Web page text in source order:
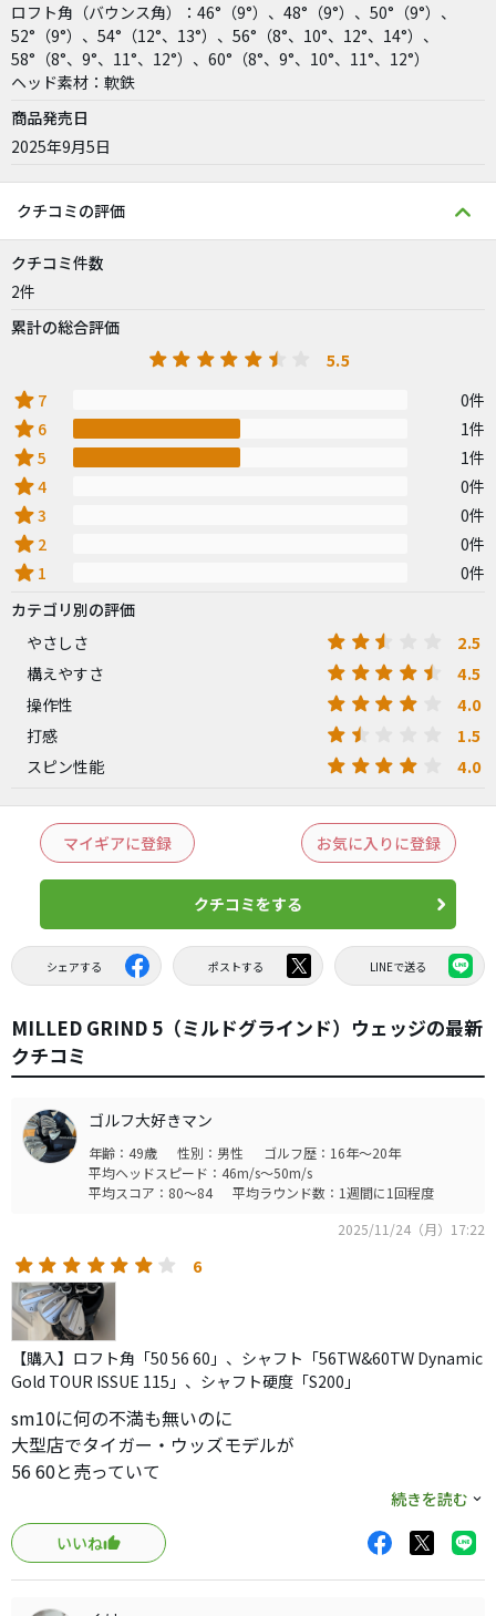
ロフト角（バウンス角）：46°（9°）、48°（9°）、50°（9°）、
52°（9°）、54°（12°、13°）、56°（8°、10°、12°、14°）、
58°（8°、9°、11°、12°）、60°（8°、9°、10°、11°、12°）
ヘッド素材：軟鉄
商品発売日
2025年9月5日
クチコミの評価
クチコミ件数
2件
累計の総合評価
5.5
star 7 0件
star 6 1件
star5 1件
star4 0件
star3 0件
star 2 0件
star 1
0件
カテゴリ別の評価
やさしさ
2.5
構えやすさ 4.5
操作性 4.0
打感 1.5
スピン性能 4.0
マイギアに登録 お気に入りに登録
クチコミをする
シェアする ポストする LINEで送る
MILLED GRIND 5（ミルドグラインド）ウェッジの最新
クチコミ
ゴルフ大好きマン
年齢：49歳 性別：男性
ゴルフ歴：16年～20年
平均ヘッドスピード：46m/s～50m/s
平均スコア：80～84
平均ラウンド数：1週間に1回程度
2025/11/24（月）17:22
6
【購入】ロフト角「50 56 60」、シャフト「56TW&60TW Dynamic
Gold TOUR ISSUE 115」、シャフト硬度「S200」
sm10に何の不満も無いのに
大型店でタイガー・ウッズモデルが
56 60と売っていて
カッコ良さに
セレクトショップ限定と聞いて
悪い病気が発動
mg5の50と合わせて
続きを読む
いいね